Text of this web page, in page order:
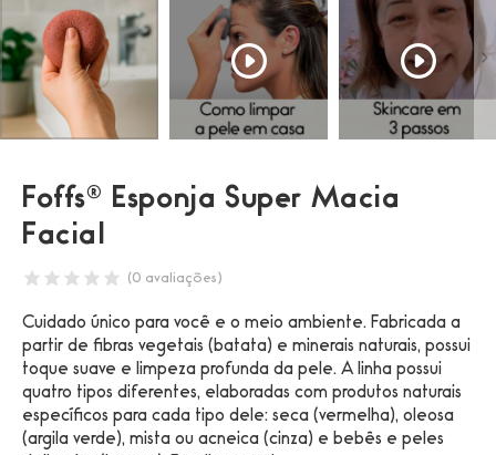
Foffs® Esponja Super Macia
Facial
(0 avaliações)
Cuidado único para você e o meio ambiente. Fabricada a
partir de fibras vegetais (batata) e minerais naturais, possui
toque suave e limpeza profunda da pele. A linha possui
quatro tipos diferentes, elaboradas com produtos naturais
específicos para cada tipo dele: seca (vermelha), oleosa
(argila verde), mista ou acneica (cinza) e bebês e peles